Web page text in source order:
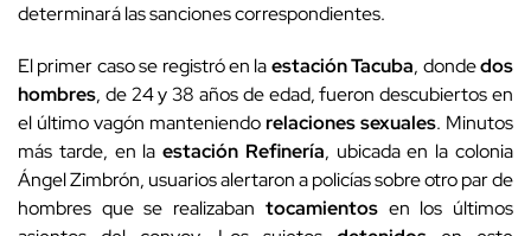
determinará las sanciones correspondientes.
El primer caso se registró en laestación Tacuba, dondedos
hombres, de 24 y 38 años de edad, fueron descubiertos en
el último vagón manteniendorelaciones sexuales. Minutos
más tarde, en laestación Refinería, ubicada en la colonia
Ángel Zimbrón, usuarios alertaron a policías sobre otro par de
hombres que se realizaban tocamientosen los últimos